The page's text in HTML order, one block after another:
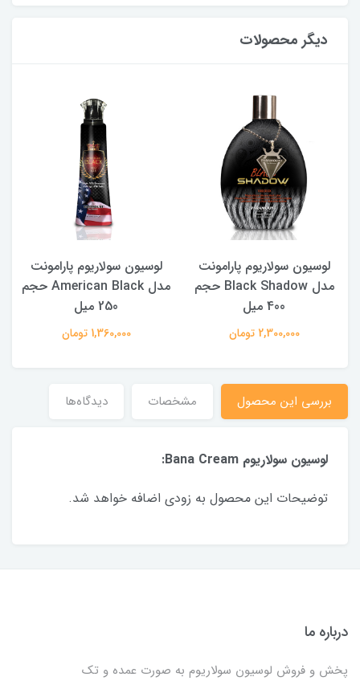
دیگر محصولات
لوسیون سولاریوم پارامونت
مدل Black Shadow حجم
400 میل
2,300,000 تومان
لوسیون سولاریوم پارامونت
مدل American Black حجم
250 میل
1,360,000 تومان
بررسی این محصول مشخصات دیدگاه‌ها
لوسیون سولاریوم Bana Cream:
توضیحات این محصول به زودی اضافه خواهد شد.
درباره ما
پخش و فروش لوسیون سولاریوم به صورت عمده و تک